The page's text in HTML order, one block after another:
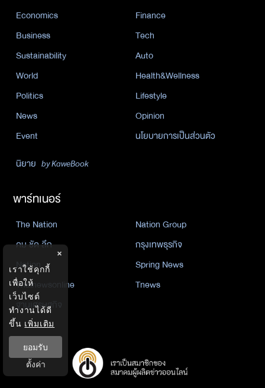
Economics
Finance
Business
Tech
Sustainability
Auto
World
Health&Wellness
Politics
Lifestyle
News
Opinion
Event
นโยบายการเป็นส่วนตัว
นิยาย by KaweBook
พาร์ทเนอร์
The Nation
Nation Group
คม ชัด ลึก
กรุงเทพธุรกิจ
Nation
Spring News
Thainewsonline
Tnews
ฐานเศรษฐกิจ
×
เราใช้คุกกี้
เพื่อให้
เว็บไซต์
ทำงานได้ดี
ขึ้น เพิ่มเติม
ยอมรับ
ตั้งค่า